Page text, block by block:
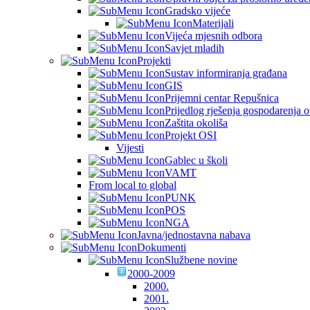
Gradsko vijeće
Materijali
Vijeća mjesnih odbora
Savjet mladih
Projekti
Sustav informiranja građana
GIS
Prijemni centar Repušnica
Prijedlog rješenja gospodarenja
Zaštita okoliša
Projekt OSI
Vijesti
Gablec u školi
VAMT
From local to global
PUNK
POS
NGA
Javna/jednostavna nabava
Dokumenti
Službene novine
2000-2009
2000.
2001.